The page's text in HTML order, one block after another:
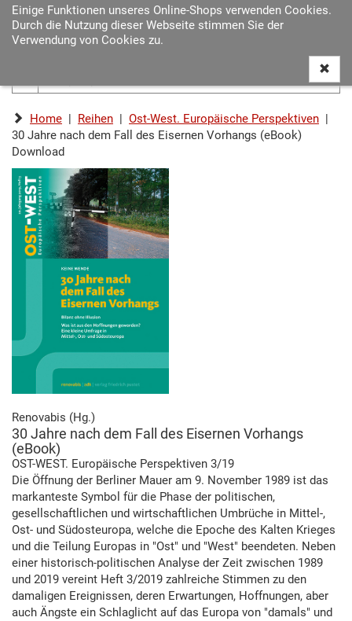
Einige Funktionen unseres Online-Shops verwenden Cookies.
Durch die Nutzung dieser Webseite stimmen Sie der
Verwendung von Cookies zu.
Home | Reihen | Ost-West. Europäische Perspektiven |
30 Jahre nach dem Fall des Eisernen Vorhangs (eBook)
Download
Renovabis (Hg.)
30 Jahre nach dem Fall des Eisernen Vorhangs
(eBook)
OST-WEST. Europäische Perspektiven 3/19
Die Öffnung der Berliner Mauer am 9. November 1989 ist das
markanteste Symbol für die Phase der politischen,
gesellschaftlichen und wirtschaftlichen Umbrüche in Mittel-,
Ost- und Südosteuropa, welche die Epoche des Kalten Krieges
und die Teilung Europas in "Ost" und "West" beendeten. Neben
einer historisch-politischen Analyse der Zeit zwischen 1989
und 2019 vereint Heft 3/2019 zahlreiche Stimmen zu den
damaligen Ereignissen, deren Erwartungen, Hoffnungen, aber
auch Ängste ein Schlaglicht auf das Europa von "damals" und